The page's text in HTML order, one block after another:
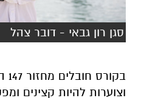
סגן רון גבאי - דובר צהל
וצוערות להיות קצינים